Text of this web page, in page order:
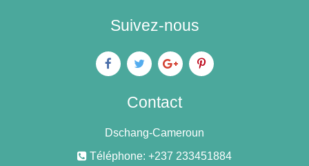
Suivez-nous
Contact
Dschang-Cameroun
Téléphone: +237 233451884